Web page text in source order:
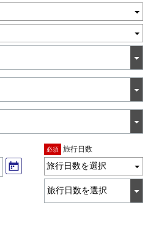
必須 旅行日数
旅行日数を選択